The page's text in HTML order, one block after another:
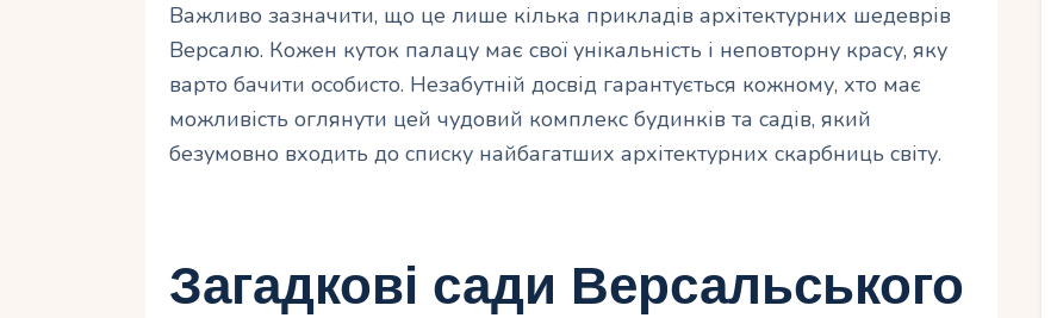
Важливо зазначити, що це лише кілька прикладів архітектурних шедеврів
Версалю. Кожен куток палацу має свої унікальність і неповторну красу, яку
варто бачити особисто. Незабутній досвід гарантується кожному, хто має
можливість оглянути цей чудовий комплекс будинків та садів, який
безумовно входить до списку найбагатших архітектурних скарбниць світу.
Загадкові сади Версальського